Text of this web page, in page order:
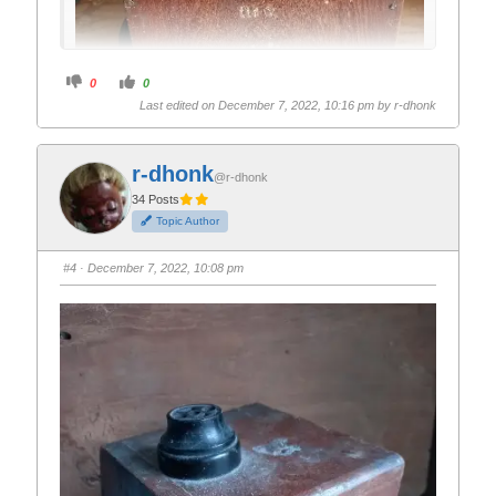
หม้อแปลงโบราณบอดี้ไม้สักตัวสภาพ
โชว์แต่งห้องฟังเพลง 400 บาท+ส่ง
100
C
k
r
h
m
b
s
d
o
w
n
0
C
i
k
t
u
m
b
u
.
0
Last edited on December 7, 2022, 10:16 pm by r-dhonk
r-dhonk@r-dhonk
34 Posts
Topic Author
#4 · December 7, 2022, 10:08 pm